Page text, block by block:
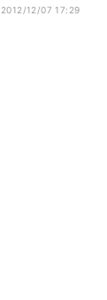
2012/12/07 17:29